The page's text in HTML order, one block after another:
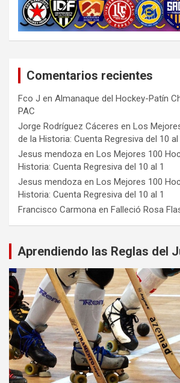
Comentarios recientes
Fco J en Almanaque del Hockey-Patín
PAC
Jorge Rodríguez Cáceres en Los
de la Historia: Cuenta Regresiva del 10 al
Jesus mendoza en Los Mejores 100
Historia: Cuenta Regresiva del 10 al 1
Jesus mendoza en Los Mejores 100
Historia: Cuenta Regresiva del 10 al 1
Francisco Carmona en Falleció Rosa
Aprendiendo las Reglas del